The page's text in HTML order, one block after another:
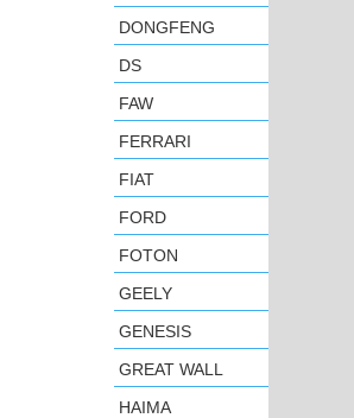
DONGFENG
DS
FAW
FERRARI
FIAT
FORD
FOTON
GEELY
GENESIS
GREAT WALL
HAIMA